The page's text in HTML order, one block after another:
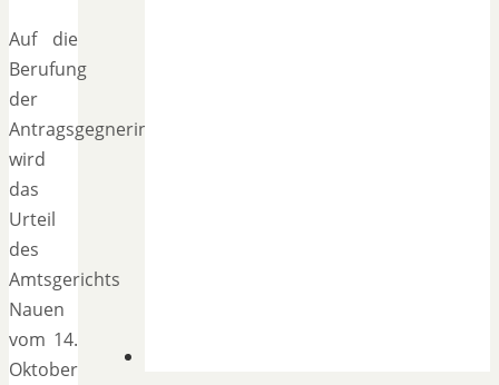
Auf die
Berufung
der
Antragsgegnerin
wird
das
Urteil
des
Amtsgerichts
Nauen
vom 14.
Oktober